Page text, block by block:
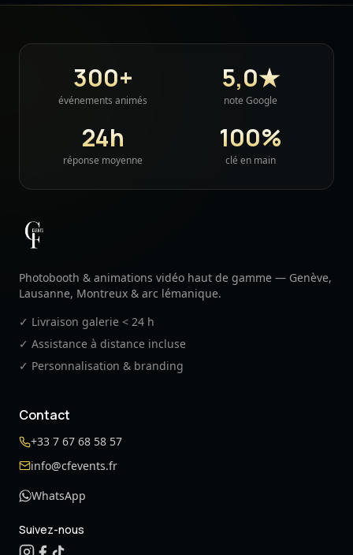
300+
événements animés
5,0★
note Google
24h
réponse moyenne
100%
clé en main
CF Events
Photobooth & animations vidéo haut de gamme — Genève,
Lausanne, Montreux & arc lémanique.
✓ Livraison galerie < 24 h
✓ Assistance à distance incluse
✓ Personnalisation & branding
Contact
+33 7 67 68 58 57
info@cfevents.fr
WhatsApp
Suivez-nous